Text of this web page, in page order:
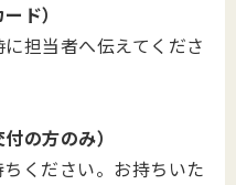
ド）
担当者へ伝えてくださ
の方のみ）
ください。お持ちいた